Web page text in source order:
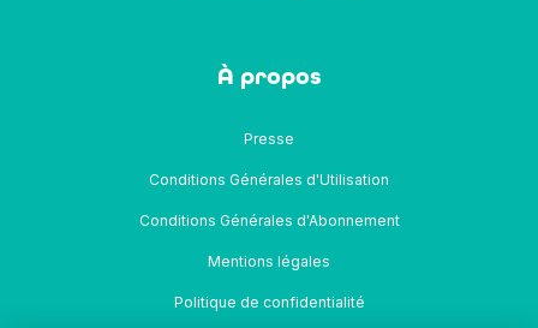
À propos
Presse
Conditions Générales d'Utilisation
Conditions Générales d'Abonnement
Mentions légales
Politique de confidentialité